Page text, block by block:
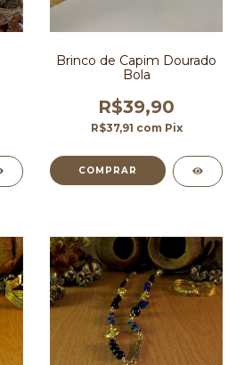
Brinco de Capim Dourado
Bola
R$39,90
R$37,91 com Pix